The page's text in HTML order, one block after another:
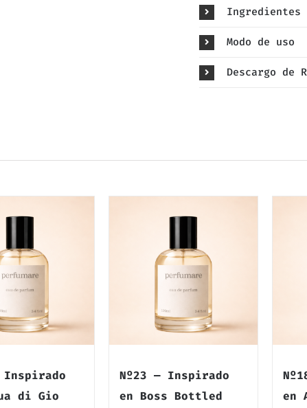
Ingredientes
Modo de uso
Descargo de
Inspirado
di Gio
Nº23 — Inspirado
en Boss Bottled
en